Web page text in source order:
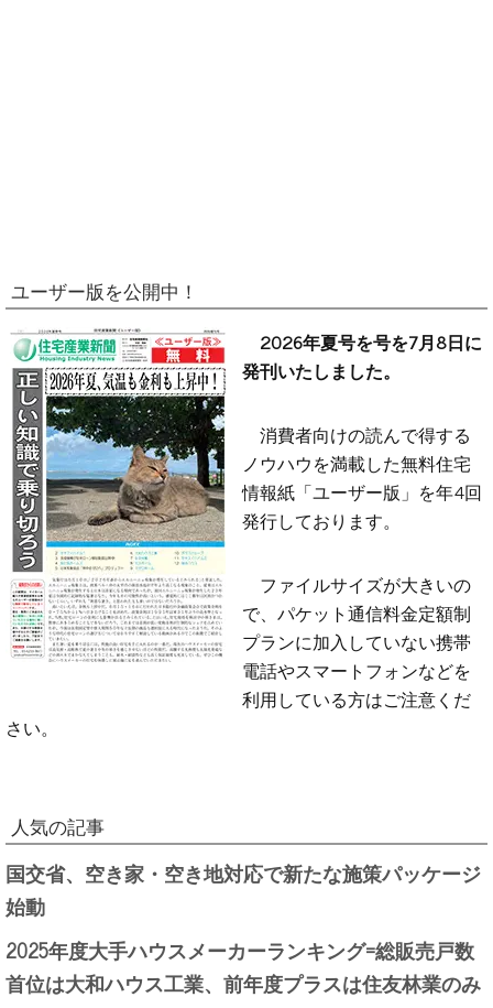
ユーザー版を公開中！
2026年夏号を号を7月8日に
発刊いたしました。
消費者向けの読んで得する
ノウハウを満載した無料住宅
情報紙「ユーザー版」を年4回
発行しております。
ファイルサイズが大きいの
で、パケット通信料金定額制
プランに加入していない携帯
電話やスマートフォンなどを
利用している方はご注意くだ
さい。
人気の記事
国交省、空き家・空き地対応で新たな施策パッケージ
始動
2025年度大手ハウスメーカーランキング=総販売戸数
首位は大和ハウス工業、前年度プラスは住友林業のみ